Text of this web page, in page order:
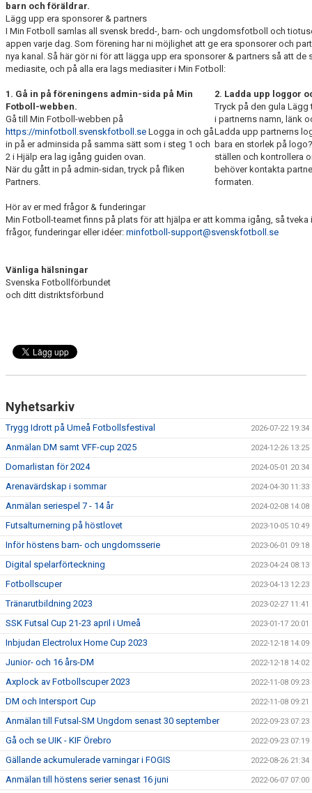
barn och föräldrar.
Lägg upp era sponsorer & partners
I Min Fotboll samlas all svensk bredd-, barn- och ungdomsfotboll och
appen varje dag. Som förening har ni möjlighet att ge era sponsorer och
nya kanal. Så här gör ni för att lägga upp era sponsorer & partners så att de
mediasite, och på alla era lags mediasiter i Min Fotboll:
1. Gå in på föreningens admin-sida på Min
Fotboll-webben.
Gå till Min Fotboll-webben på
https://minfotboll.svenskfotboll.se Logga in och gå
in på er adminsida på samma sätt som i steg 1 och
2 i Hjälp era lag igång guiden ovan.
När du gått in på admin-sidan, tryck på fliken
Partners.
2. Ladda upp loggor
Tryck på den gula
i partnerns namn, länk
Ladda upp partnerns
bara en storlek på
ställen och kontrollera
behöver kontakta
formaten.
Hör av er med frågor & funderingar
Min Fotboll-teamet finns på plats för att hjälpa er att komma igång, så tveka
frågor, funderingar eller idéer: minfotboll-support@svenskfotboll.se
Vänliga hälsningar
Svenska Fotbollförbundet
och ditt distriktsförbund
Nyhetsarkiv
Trygg Idrott på Umeå Fotbollsfestival 2026-07-22 19:34
Anmälan DM samt VFF-cup 2025 2024-12-26 13:25
Domarlistan för 2024 2024-05-01 20:34
Arenavärdskap i sommar 2024-04-30 11:33
Anmälan seriespel 7 - 14 år 2024-02-08 14:08
Futsalturnerning på höstlovet 2023-10-05 10:49
Inför höstens barn- och ungdomsserie 2023-06-01 09:18
Digital spelarförteckning 2023-04-24 08:13
Fotbollscuper 2023-04-13 12:23
Tränarutbildning 2023 2023-02-27 11:41
SSK Futsal Cup 21-23 april i Umeå 2023-01-17 20:01
Inbjudan Electrolux Home Cup 2023 2022-12-18 14:09
Junior- och 16 års-DM 2022-12-18 14:02
Axplock av Fotbollscuper 2023 2022-11-08 09:23
DM och Intersport Cup 2022-11-08 09:21
Anmälan till Futsal-SM Ungdom senast 30 september 2022-09-23 07:23
Gå och se UIK - KIF Örebro 2022-09-23 07:19
Gällande ackumulerade varningar i FOGIS 2022-08-26 21:34
Anmälan till höstens serier senast 16 juni 2022-06-07 07:00